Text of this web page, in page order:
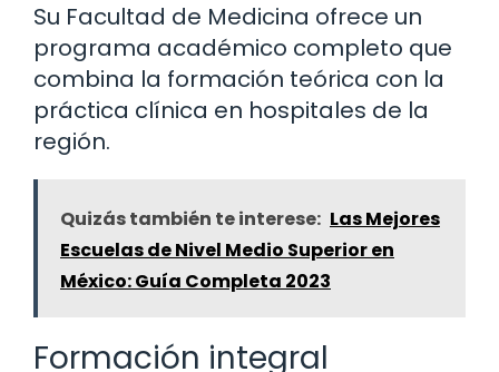
Su Facultad de Medicina ofrece un
programa académico completo que
combina la formación teórica con la
práctica clínica en hospitales de la
región.
Quizás también te interese: Las Mejores
Escuelas de Nivel Medio Superior en
México: Guía Completa 2023
Formación integral